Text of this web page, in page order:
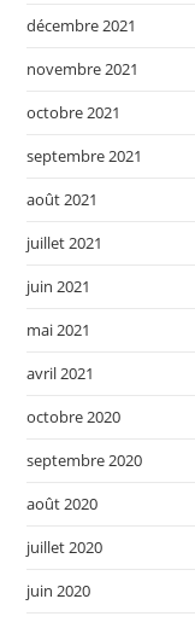
décembre 2021
novembre 2021
octobre 2021
septembre 2021
août 2021
juillet 2021
juin 2021
mai 2021
avril 2021
octobre 2020
septembre 2020
août 2020
juillet 2020
juin 2020